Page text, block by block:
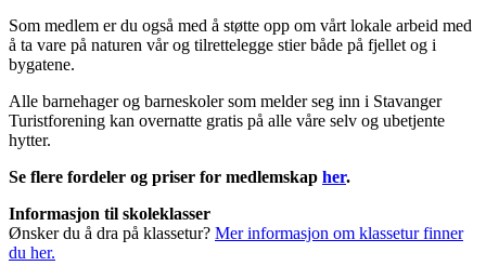
Som medlem er du også med å støtte opp om vårt lokale arbeid med
å ta vare på naturen vår og tilrettelegge stier både på fjellet og i
bygatene.
Alle barnehager og barneskoler som melder seg inn i Stavanger
Turistforening kan overnatte gratis på alle våre selv og ubetjente
hytter.
Se flere fordeler og priser for medlemskap her.
Informasjon til skoleklasser
Ønsker du å dra på klassetur? Mer informasjon om klassetur finner
du her.